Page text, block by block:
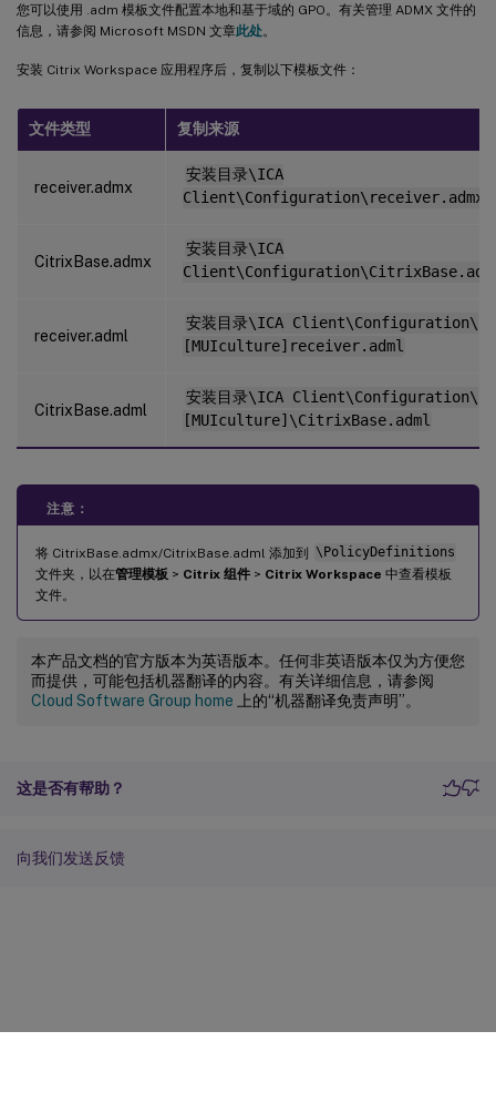
您可以使用 .adm 模板文件配置本地和基于域的 GPO。有关管理 ADMX 文件的
信息，请参阅 Microsoft MSDN 文章此处。
安装 Citrix Workspace 应用程序后，复制以下模板文件：
文件类型 复制来源
receiver.admx
安装目录\ICA
Client\Configuration\receiver.admx
CitrixBase.admx
安装目录\ICA
receiver.adml
安装目录\ICA Client\Configuration\
[MUIculture]receiver.adml
CitrixBase.adml
安装目录\ICA Client\Configuration\
[MUIculture]\CitrixBase.adml
注意：
将 CitrixBase.admx/CitrixBase.adml 添加到 \PolicyDefinitions
文件夹，以在管理模板 > Citrix 组件 > Citrix Workspace 中查看模板
文件。
本产品文档的官方版本为英语版本。任何非英语版本仅为方便您
而提供，可能包括机器翻译的内容。有关详细信息，请参阅
Cloud Software Group home 上的“机器翻译免责声明”。
这是否有帮助？
向我们发送反馈